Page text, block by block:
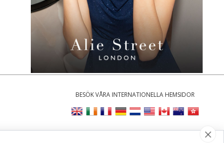
BESÖK VÅRA INTERNATIONELLA HEMSIDOR